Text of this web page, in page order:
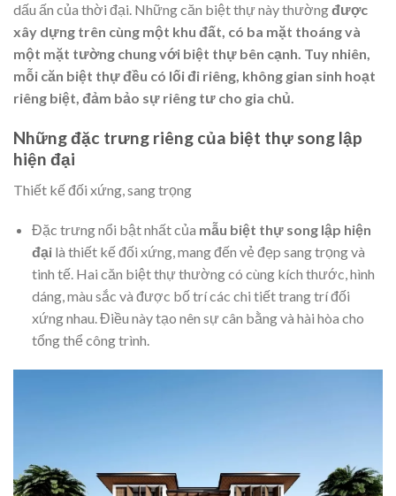
dấu ấn của thời đại. Những căn biệt thự này thườngđược
xây dựng trên cùng một khu đất, có ba mặt thoáng và
một mặt tường chung với biệt thự bên cạnh. Tuy nhiên,
mỗi căn biệt thự đều có lối đi riêng, không gian sinh hoạt
riêng biệt, đảm bảo sự riêng tư cho gia chủ.
Những đặc trưng riêng của biệt thự song lập
hiện đại
Thiết kế đối xứng, sang trọng
Đặc trưng nổi bật nhất của mẫu biệt thự song lập hiện
đại là thiết kế đối xứng, mang đến vẻ đẹp sang trọng và
tinh tế. Hai căn biệt thự thường có cùng kích thước, hình
dáng, màu sắc và được bố trí các chi tiết trang trí đối
xứng nhau. Điều này tạo nên sự cân bằng và hài hòa cho
tổng thể công trình.